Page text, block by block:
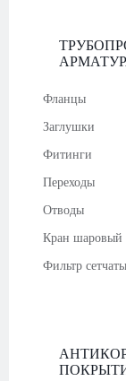
Фланцы
Заглушки
Фитинги
Переходы
Отводы
Кран шаровый
Фильтр